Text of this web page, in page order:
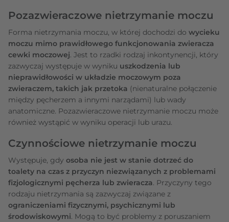
Pozazwieraczowe nietrzymanie moczu
Forma nietrzymania moczu, w której dochodzi do wycieku
moczu mimo prawidłowego funkcjonowania zwieracza
cewki moczowej. Jest to rzadki rodzaj inkontynencji, który
zazwyczaj występuje w wyniku uszkodzenia lub
nieprawidłowości w układzie moczowym poza
zwieraczem, takich jak przetoka (nienaturalne połączenie
między pęcherzem a innymi narządami) lub wady
anatomiczne. Pozazwieraczowe nietrzymanie moczu może
również wystąpić w wyniku operacji lub urazu.
Czynnościowe nietrzymanie moczu
Występuje, gdy osoba nie jest w stanie dotrzeć do
toalety na czas z przyczyn niezwiązanych z problemami
fizjologicznymi pęcherza lub zwieracza. Przyczyny tego
rodzaju nietrzymania są zazwyczaj związane z
ograniczeniami fizycznymi, psychicznymi lub
środowiskowymi. Mogą to być problemy z poruszaniem